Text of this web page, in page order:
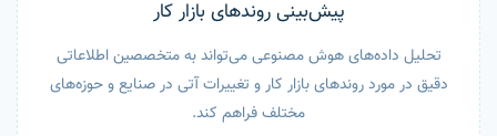
پیش‌بینی روندهای بازار کار
تحلیل داده‌های هوش مصنوعی می‌تواند به متخصصین اطلاعاتی
دقیق در مورد روندهای بازار کار و تغییرات آتی در صنایع و حوزه‌های
مختلف فراهم کند.